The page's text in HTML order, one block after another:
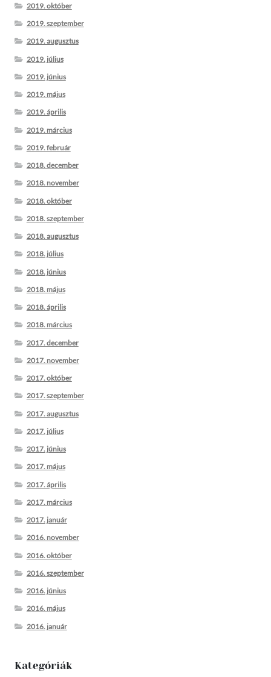
2019. október
2019. szeptember
2019. augusztus
2019. július
2019. június
2019. május
2019. április
2019. március
2019. február
2018. december
2018. november
2018. október
2018. szeptember
2018. augusztus
2018. július
2018. június
2018. május
2018. április
2018. március
2017. december
2017. november
2017. október
2017. szeptember
2017. augusztus
2017. július
2017. június
2017. május
2017. április
2017. március
2017. január
2016. november
2016. október
2016. szeptember
2016. június
2016. május
2016. január
Kategóriák